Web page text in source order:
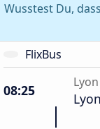
Wusstest Du,
FlixBus
08:25 Lyon